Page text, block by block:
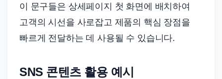
이 문구들은 상세페이지 첫 화면에 배치하여
고객의 시선을 사로잡고 제품의 핵심 장점을
빠르게 전달하는 데 사용될 수 있습니다.
SNS 콘텐츠 활용 예시